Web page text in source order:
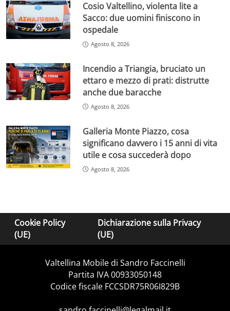
Cosio Valtellino, violenta lite a
Sacco: due uomini finiscono in
ospedale
Agosto 8, 2026
Incendio a Triangia, bruciato un
ettaro e mezzo di prati: distrutte
anche due baracche
Agosto 8, 2026
Galleria Monte Piazzo, cosa
significano davvero i 15 anni di vita
utile e cosa succederà dopo
Agosto 8, 2026
Cookie Policy
(UE)
Dichiarazione sulla Privacy
(UE)
Valtellina Mobile di Sandro Faccinelli
Partita IVA 00933050148
Codice fiscale FCCSDR75R06I829B